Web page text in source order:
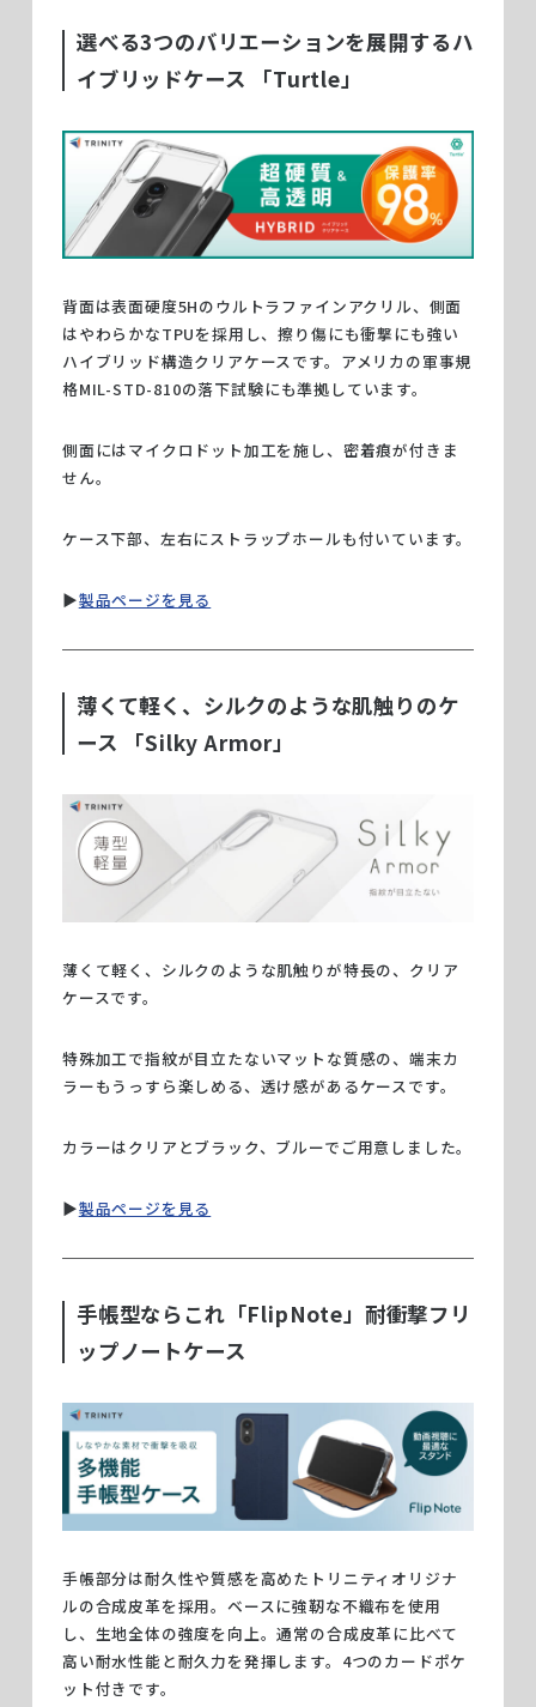
選べる3つのバリエーションを展開するハ
イブリッドケース 「Turtle」
背面は表面硬度5Hのウルトラファインアクリル、側面
はやわらかなTPUを採用し、擦り傷にも衝撃にも強い
ハイブリッド構造クリアケースです。アメリカの軍事規
格MIL-STD-810の落下試験にも準拠しています。
側面にはマイクロドット加工を施し、密着痕が付きま
せん。
ケース下部、左右にストラップホールも付いています。
▶︎製品ページを見る
薄くて軽く、シルクのような肌触りのケ
ース 「Silky Armor」
薄くて軽く、シルクのような肌触りが特長の、クリア
ケースです。
特殊加工で指紋が目立たないマットな質感の、端末カ
ラーもうっすら楽しめる、透け感があるケースです。
カラーはクリアとブラック、ブルーでご用意しました。
▶︎製品ページを見る
手帳型ならこれ「FlipNote」耐衝撃フリ
ップノートケース
手帳部分は耐久性や質感を高めたトリニティオリジナ
ルの合成皮革を採用。ベースに強靭な不織布を使用
し、生地全体の強度を向上。通常の合成皮革に比べて
高い耐水性能と耐久力を発揮します。4つのカードポケ
ット付きです。